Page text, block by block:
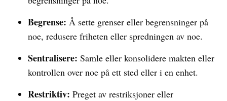
Begrense: Å sette grenser eller begrensninger på
noe, redusere friheten eller spredningen av noe.
Sentralisere: Samle eller konsolidere makten eller
kontrollen over noe på ett sted eller i en enhet.
Restriktiv: Preget av restriksjoner eller